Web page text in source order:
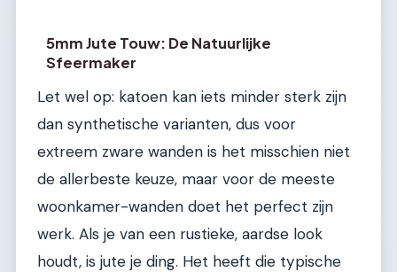
5mm Jute Touw: De Natuurlijke
Sfeermaker
Let wel op: katoen kan iets minder sterk zijn
dan synthetische varianten, dus voor
extreem zware wanden is het misschien niet
de allerbeste keuze, maar voor de meeste
woonkamer-wanden doet het perfect zijn
werk. Als je van een rustieke, aardse look
houdt, is jute je ding. Het heeft die typische